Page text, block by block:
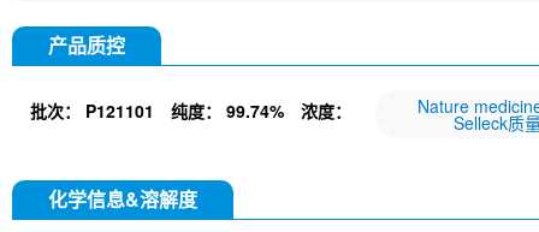
产品质控
批次： P121101 纯度： 99.74% 浓度： Nature
Selleck质
化学信息&溶解度